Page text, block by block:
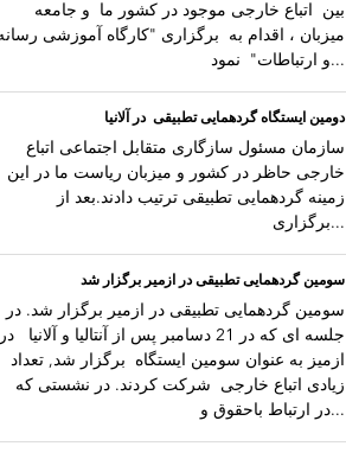
بین اتباع خارجی موجود در کشور ما و جامعه
میزبان ، اقدام به برگزاری "کارگاه آموزشی
و ارتباطات" نمود...
دومین ایستگاه گردهمایی تطبیقی در آلانیا
سازمان مسئول سازگاری متقابل اجتماعی اتباع
خارجی حاظر در کشور و میزبان ریاست ما در این
زمینه گردهمایی تطبیقی ترتیب دادند.بعد از
برگزاری...
سومین گردهمایی تطبیقی در ازمیر برگزار شد
سومین گردهمایی تطبیقی در ازمیر برگزار شد. در
جلسه ای که در 21 دسامبر پس از آنتالیا و آلانیا
ازمیز به عنوان سومین ایستگاه برگزار شد, تعداد
زیادی اتباع خارجی شرکت کردند. در نشستی که
در ارتباط باحقوق و...